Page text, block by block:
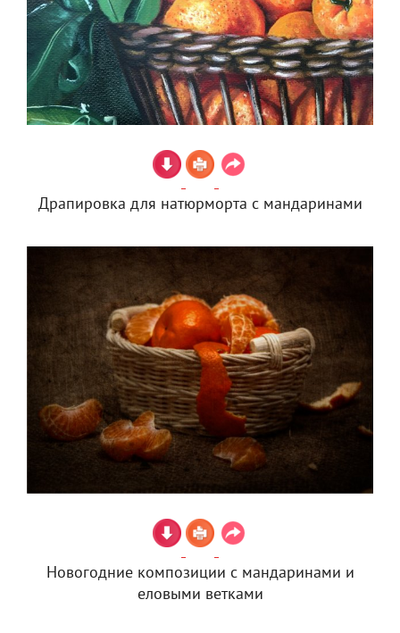
Драпировка для натюрморта с мандаринами
Новогодние композиции с мандаринами и
еловыми ветками